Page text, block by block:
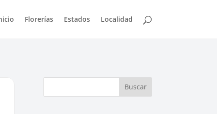
Florerías Estados Localidad
Buscar